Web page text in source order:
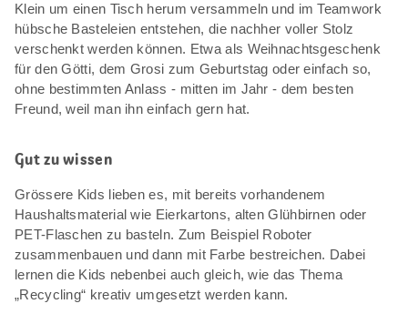
Klein um einen Tisch herum versammeln und im Teamwork
hübsche Basteleien entstehen, die nachher voller Stolz
verschenkt werden können. Etwa als Weihnachtsgeschenk
für den Götti, dem Grosi zum Geburtstag oder einfach so,
ohne bestimmten Anlass - mitten im Jahr - dem besten
Freund, weil man ihn einfach gern hat.
Gut zu wissen
Grössere Kids lieben es, mit bereits vorhandenem
Haushaltsmaterial wie Eierkartons, alten Glühbirnen oder
PET-Flaschen zu basteln. Zum Beispiel Roboter
zusammenbauen und dann mit Farbe bestreichen. Dabei
lernen die Kids nebenbei auch gleich, wie das Thema
„Recycling“ kreativ umgesetzt werden kann.